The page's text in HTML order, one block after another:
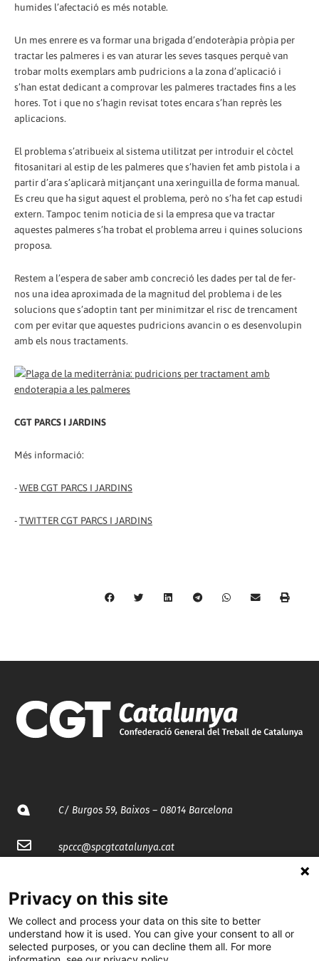
humides l’afectació es més notable.
Un mes enrere es va formar una brigada d’endoteràpia pròpia per
tractar les palmeres i es van aturar les seves tasques perquè van
trobar molts exemplars amb pudricions a la zona d’aplicació i
s’han estat dedicant a comprovar les palmeres tractades fins a les
hores. Tot i que no s’hagin revisat totes encara s’han reprès les
aplicacions.
El problema s’atribueix al sistema utilitzat per introduir el còctel
fitosanitari al estip de les palmeres que s’havien fet amb pistola i a
partir d’ara s’aplicarà mitjançant una xeringuilla de forma manual.
Es creu que ha sigut aquest el problema, però no s’ha fet cap estudi
extern. Tampoc tenim noticia de si la empresa que va tractar
aquestes palmeres s’ha trobat el problema arreu i quines solucions
proposa.
Restem a l’espera de saber amb concreció les dades per tal de fer-
nos una idea aproximada de la magnitud del problema i de les
solucions que s’adoptin tant per minimitzar el risc de trencament
com per evitar que aquestes pudricions avancin o es desenvolupin
amb els nous tractaments.
CGT PARCS I JARDINS
Més informació:
-WEB CGT PARCS I JARDINS
-TWITTER CGT PARCS I JARDINS
C/ Burgos 59, Baixos – 08014 Barcelona
spccc@spcgtcatalunya.cat
@CGTCatalunya
cgtcatalunya
Privacy on this site
We collect and process your data on this site to better
understand how it is used. You can give your consent to all or
selected purposes, or you can decline them all. For more